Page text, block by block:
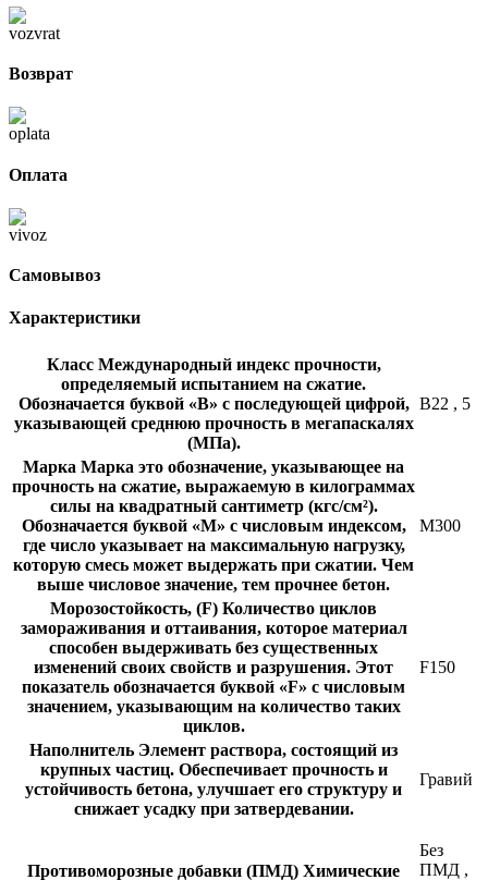
Возврат
Оплата
Самовывоз
Характеристики
Класс Международный индекс прочности,
определяемый испытанием на сжатие.
Обозначается буквой «В» с последующей цифрой,
указывающей среднюю прочность в мегапаскалях
(МПа).
В22 , 5
Марка Марка это обозначение, указывающее на
прочность на сжатие, выражаемую в килограммах
силы на квадратный сантиметр (кгс/см²).
Обозначается буквой «М» с числовым индексом,
где число указывает на максимальную нагрузку,
которую смесь может выдержать при сжатии. Чем
выше числовое значение, тем прочнее бетон.
М300
Морозостойкость, (F) Количество циклов
замораживания и оттаивания, которое материал
способен выдерживать без существенных
изменений своих свойств и разрушения. Этот
показатель обозначается буквой «F» с числовым
значением, указывающим на количество таких
циклов.
F150
Наполнитель Элемент раствора, состоящий из
крупных частиц. Обеспечивает прочность и
устойчивость бетона, улучшает его структуру и
снижает усадку при затвердевании.
Гравий
Противоморозные добавки (ПМД) Химические
Без
ПМД ,